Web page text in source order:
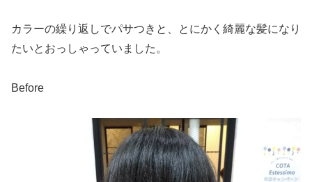
カラーの繰り返しでパサつきと、とにかく綺麗な髪になり
たいとおっしゃっていました。
Before